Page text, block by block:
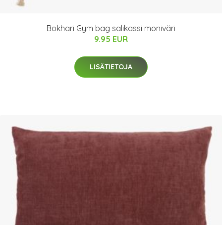
Bokhari Gym bag salikassi moniväri
9.95 EUR
LISÄTIETOJA